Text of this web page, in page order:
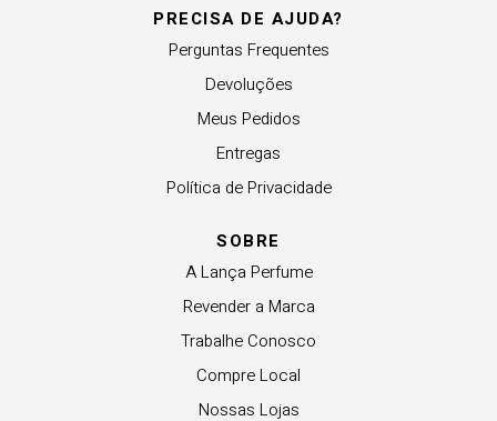
PRECISA DE AJUDA?
Perguntas Frequentes
Devoluções
Meus Pedidos
Entregas
Política de Privacidade
SOBRE
A Lança Perfume
Revender a Marca
Trabalhe Conosco
Compre Local
Nossas Lojas